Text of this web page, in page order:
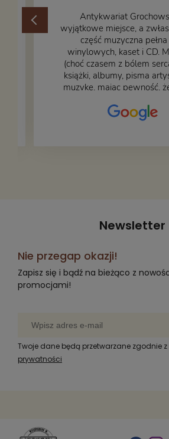
​Antykwariat
wyjątkowe miejsce, a
część muzyczna pełna
winylowych, kaset i CD.
(choć czasem z bólem
książki, albumy, pisma
muzykę, mając pewność,
– nasze książki w
przepakowywania. Część
Newsletter
Nie przegap okazji!
Zapisz się i bądź na bieżąco z
promocjami!
Twoje dane będą przetwarzane zgodnie
prywatności